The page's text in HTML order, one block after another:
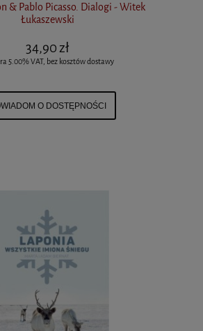
& Pablo Picasso. Dialogi - Witek
Łukaszewski
34,90 zł
5.00% VAT, bez kosztów dostawy
O DOSTĘPNOŚCI